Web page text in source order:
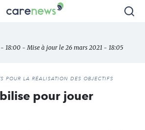
Carenews,
des
l'engagement
18:00 - Mise à jour le 26 mars 2021 - 18:05
POUR LA RÉALISATION DES OBJECTIFS
pour jouer